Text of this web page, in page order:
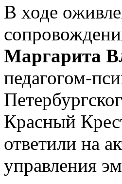
В ходе
Маргарита
педагогом-
Красный
ответили на
управления